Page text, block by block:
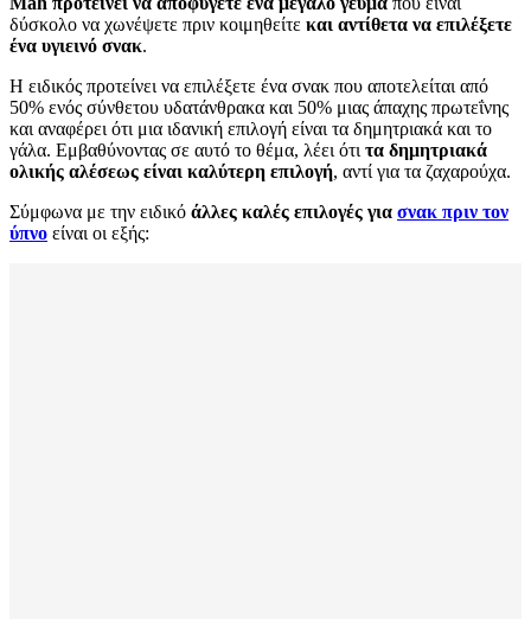
δύσκολο να χωνέψετε πριν κοιμηθείτε και αντίθετα να επιλέξετε
ένα υγιεινό σνακ.
Η ειδικός προτείνει να επιλέξετε ένα σνακ που αποτελείται από
50% ενός σύνθετου υδατάνθρακα και 50% μιας άπαχης πρωτεΐνης
και αναφέρει ότι μια ιδανική επιλογή είναι τα δημητριακά και το
γάλα. Εμβαθύνοντας σε αυτό το θέμα, λέει ότι τα δημητριακά
ολικής αλέσεως είναι καλύτερη επιλογή, αντί για τα ζαχαρούχα.
Σύμφωνα με την ειδικό άλλες καλές επιλογές για σνακ πριν τον
ύπνο είναι οι εξής: